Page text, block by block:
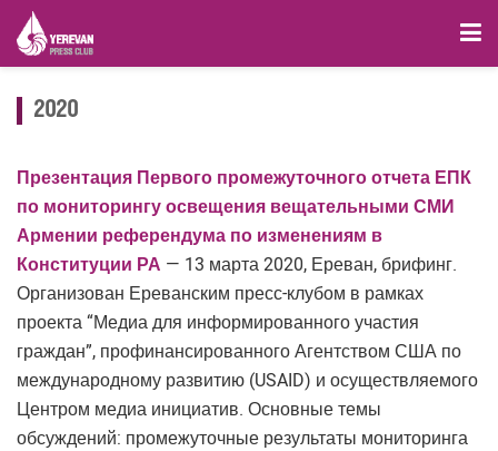
2020
Презентация Первого промежуточного отчета ЕПК
по мониторингу освещения вещательными СМИ
Армении референдума по изменениям в
Конституции РА — 13 марта 2020, Ереван, брифинг.
Организован Ереванским пресс-клубом в рамках
проекта “Медиа для информированного участия
граждан”, профинансированного Агентством США по
международному развитию (USAID) и осуществляемого
Центром медиа инициатив. Основные темы
обсуждений: промежуточные результаты мониторинга